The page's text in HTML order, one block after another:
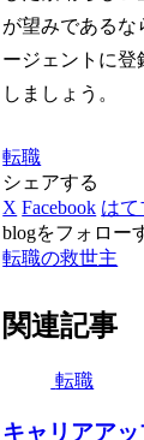
が望みであるな
ージェントに登
しましょう。
転職
シェアする
X Facebook はて
blogをフォロー
転職の救世主
関連記事
転職
キャリアア